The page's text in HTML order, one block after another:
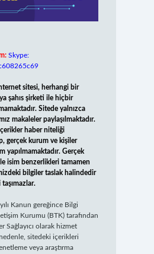
Skype:
sitesi, herhangi bir
şahıs şirketi ile hiçbir
Sitede yalnızca
makaleler paylaşılmaktadır.
haber niteliği
gerçek kurum ve kişiler
yapılmamaktadır. Gerçek
isim benzerlikleri tamamen
bilgiler taslak halindedir
Kanun gereğince Bilgi
Kurumu (BTK) tarafından
Sağlayıcı olarak hizmet
sitedeki içerikleri
veya araştırma